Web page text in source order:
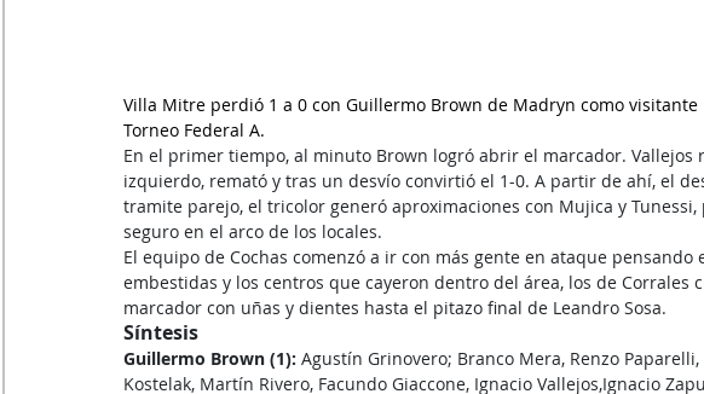
Villa Mitre perdió 1 a 0 con Guillermo Brown de Madryn como
Torneo Federal A.
En el primer tiempo, al minuto Brown logró abrir el marcador. Vallejos
izquierdo, remató y tras un desvío convirtió el 1-0. A partir de ahí, el
tramite parejo, el tricolor generó aproximaciones con Mujica y
seguro en el arco de los locales.
El equipo de Cochas comenzó a ir con más gente en ataque pensando
embestidas y los centros que cayeron dentro del área, los de Corrales
marcador con uñas y dientes hasta el pitazo final de Leandro Sosa.
Síntesis
Guillermo Brown (1): Agustín Grinovero; Branco Mera, Renzo
Kostelak, Martín Rivero, Facundo Giaccone, Ignacio Vallejos,Ignacio